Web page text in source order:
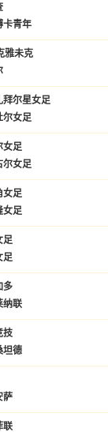
卡青年
雅未克
拜尔星女足
尔女足
女足
尔女足
女足
女足
足
足
多
纳联
技
坦德
萨
联